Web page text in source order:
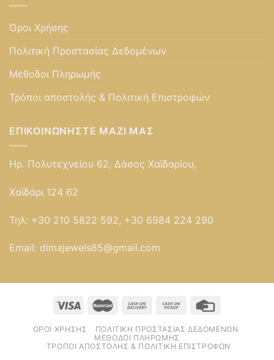
Όροι Χρήσης
Πολιτική Προστασίας Δεδομένων
Μέθοδοι Πληρωμής
Τρόποι αποστολής & Πολιτική Επιστροφών
ΕΠΙΚΟΙΝΩΝΉΣΤΕ ΜΑΖΊ ΜΑΣ
Ηρ. Πολυτεχνείου 62, Δάσος Χαϊδαρίου,
Χαϊδάρι 124 62
Τηλ: +30 210 5822 592, +30 6984 224 290
Email: dimajewels85@gmail.com
ΌΡΟΙ ΧΡΉΣΗΣ
ΠΟΛΙΤΙΚΉ ΠΡΟΣΤΑΣΊΑΣ ΔΕΔΟΜΈΝΩΝ
ΜΈΘΟΔΟΙ ΠΛΗΡΩΜΉΣ
ΤΡΌΠΟΙ ΑΠΟΣΤΟΛΉΣ & ΠΟΛΙΤΙΚΉ ΕΠΙΣΤΡΟΦΏΝ